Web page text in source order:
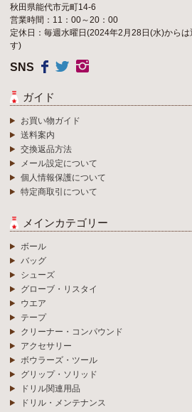
秋田県能代市元町14-6
営業時間：11：00～20：00
定休日：毎週水曜日(2024年2月28日(水)から
す)
SNS
ガイド
お買い物ガイド
送料案内
交換返品方法
メール設定について
個人情報保護について
特定商取引について
メインカテゴリー
ボール
バッグ
シューズ
グローブ・リスタイ
ウエア
テープ
クリーナー・コンパウンド
アクセサリー
ボウラーズ・ツール
グリップ・ソリッド
ドリル関連用品
ドリル・メンテナンス